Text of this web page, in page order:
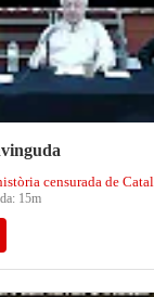
censurada de
15m